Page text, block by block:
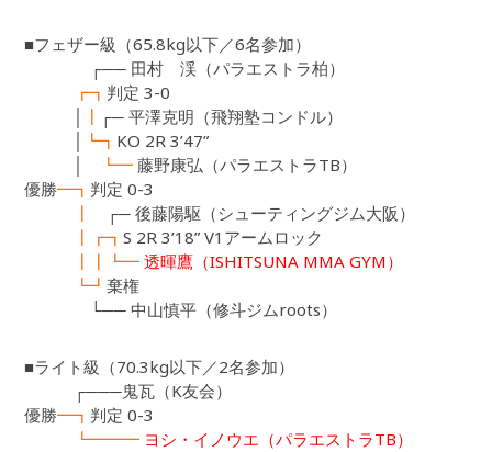
■フェザー級（65.8kg以下／6名参加）
┌── 田村 渓（パラエストラ柏）
┏┓ 判定 3-0
┃ ┌─ 平澤克明（飛翔塾コンドル）
┗┓ KO 2R 3’47”
┗━ 藤野康弘（パラエストラTB）
優勝━┓ 判定 0-3
┃
┌─ 後藤陽駆（シューティングジム大阪）
┃┏┓S 2R 3’18” V1アームロック
┃┃┗━ 透暉鷹（ISHITSUNA MMA GYM）
┗┛棄権
└── 中山慎平（修斗ジムroots）
■ライト級（70.3kg以下／2名参加）
┌───鬼瓦（K友会）
優勝━┓ 判定 0-3
┗━━━ ヨシ・イノウエ（パラエストラTB）